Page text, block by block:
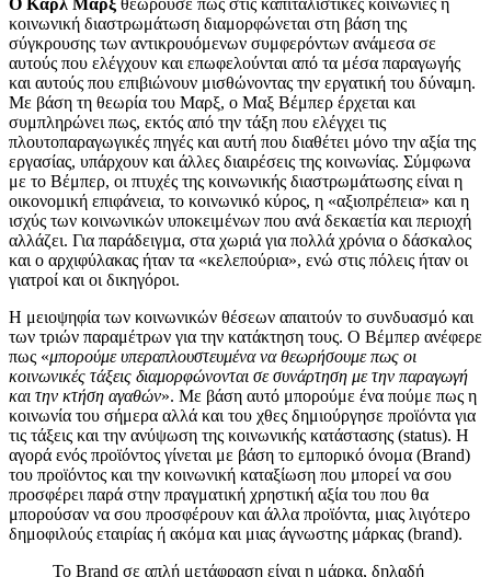
κοινωνική διαστρωμάτωση διαμορφώνεται στη βάση της
σύγκρουσης των αντικρουόμενων συμφερόντων ανάμεσα σε
αυτούς που ελέγχουν και επωφελούνται από τα μέσα παραγωγής
και αυτούς που επιβιώνουν μισθώνοντας την εργατική του δύναμη.
Με βάση τη θεωρία του Μαρξ, ο Μαξ Βέμπερ έρχεται και
συμπληρώνει πως, εκτός από την τάξη που ελέγχει τις
πλουτοπαραγωγικές πηγές και αυτή που διαθέτει μόνο την αξία της
εργασίας, υπάρχουν και άλλες διαιρέσεις της κοινωνίας. Σύμφωνα
με το Βέμπερ, οι πτυχές της κοινωνικής διαστρωμάτωσης είναι η
οικονομική επιφάνεια, το κοινωνικό κύρος, η «αξιοπρέπεια» και η
ισχύς των κοινωνικών υποκειμένων που ανά δεκαετία και περιοχή
αλλάζει. Για παράδειγμα, στα χωριά για πολλά χρόνια ο δάσκαλος
και ο αρχιφύλακας ήταν τα «κελεπούρια», ενώ στις πόλεις ήταν οι
γιατροί και οι δικηγόροι.
Η μειοψηφία των κοινωνικών θέσεων απαιτούν το συνδυασμό και
των τριών παραμέτρων για την κατάκτηση τους. Ο Βέμπερ ανέφερε
πως «μπορούμε υπεραπλουστευμένα να θεωρήσουμε πως οι
κοινωνικές τάξεις διαμορφώνονται σε συνάρτηση με την παραγωγή
και την κτήση αγαθών». Με βάση αυτό μπορούμε ένα πούμε πως η
κοινωνία του σήμερα αλλά και του χθες δημιούργησε προϊόντα για
τις τάξεις και την ανύψωση της κοινωνικής κατάστασης (status). Η
αγορά ενός προϊόντος γίνεται με βάση το εμπορικό όνομα (Brand)
του προϊόντος και την κοινωνική καταξίωση που μπορεί να σου
προσφέρει παρά στην πραγματική χρηστική αξία του που θα
μπορούσαν να σου προσφέρουν και άλλα προϊόντα, μιας λιγότερο
δημοφιλούς εταιρίας ή ακόμα και μιας άγνωστης μάρκας (brand).
Το Brand σε απλή μετάφραση είναι η μάρκα, δηλαδή